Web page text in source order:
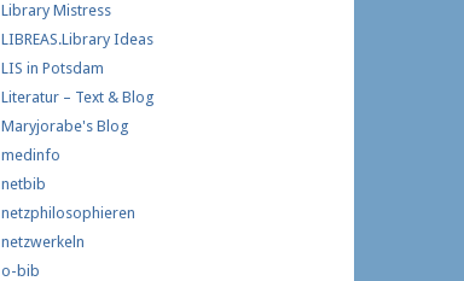
Library Mistress
LIBREAS.Library Ideas
LIS in Potsdam
Literatur – Text & Blog
Maryjorabe's Blog
medinfo
netbib
netzphilosophieren
netzwerkeln
o-bib